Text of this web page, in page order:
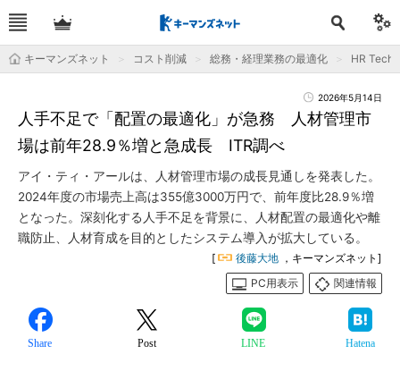
キーマンズネット コスト削減 総務・経理業務の最適化 HR Tech
2026年5月14日
人手不足で「配置の最適化」が急務 人材管理市
場は前年28.9％増と急成長 ITR調べ
アイ・ティ・アールは、人材管理市場の成長見通しを発表した。
2024年度の市場売上高は355億3000万円で、前年度比28.9％増
となった。深刻化する人手不足を背景に、人材配置の最適化や離
職防止、人材育成を目的としたシステム導入が拡大している。
[ 後藤大地 ，キーマンズネット]
PC用表示
関連情報
Share Post LINE Hatena